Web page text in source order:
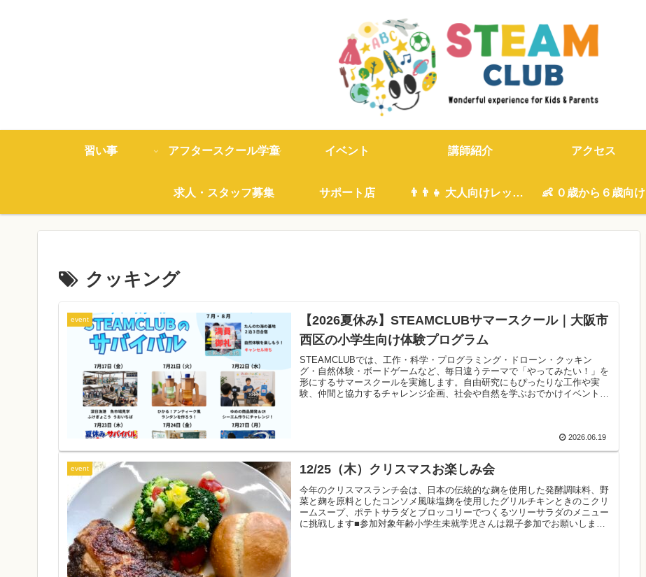
習い事 アフタースクール学童 イベント 講師紹介 アクセス
求人・スタッフ募集 サポート店 👨‍👨‍👧 大人向けレッスン 👶 ０歳から６歳向け
クッキング
event
【2026夏休み】STEAMCLUBサマースクール｜大阪市
西区の小学生向け体験プログラム
STEAMCLUBでは、工作・科学・プログラミング・ドローン・クッキン
グ・自然体験・ボードゲームなど、毎日違うテーマで「やってみたい！」を
形にするサマースクールを実施します。自由研究にもぴったりな工作や実
験、仲間と協力するチャレンジ企画、社会や自然を学ぶおでかけイベントな
2026.06.19
event 12/25（木）クリスマスお楽しみ会
今年のクリスマスランチ会は、日本の伝統的な麹を使用した発酵調味料、野
菜と麹を原料としたコンソメ風味塩麹を使用したグリルチキンときのこクリ
ームスープ、ポテトサラダとブロッコリーでつくるツリーサラダのメニュー
に挑戦します■参加対象年齢小学生未就学児さんは親子参加でお願いします